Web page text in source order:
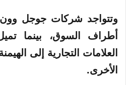
وتتواجد شركات جوجل
أطراف السوق، بينما
العلامات التجارية إلى
الأخرى.